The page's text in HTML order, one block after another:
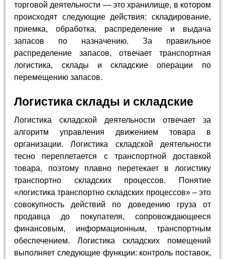
торговой деятельности — это хранилище, в котором
происходят следующие действия: складирование,
приемка, обработка, распределение и выдача
запасов по назначению. За правильное
распределение запасов, отвечает транспортная
логистика, склады и складские операции по
перемещению запасов.
Логистика склады и складские
Логистика складской деятельности отвечает за
алгоритм управления движением товара в
организации. Логистика складской деятельности
тесно переплетается с транспортной доставкой
товара, поэтому плавно перетекает в логистику
транспортно складских процессов. Понятие
«логистика транспортно складских процессов» – это
совокупность действий по доведению груза от
продавца до покупателя, сопровождающееся
финансовым, информационным, транспортным
обеспечением. Логистика складских помещений
выполняет следующие функции: контроль поставок,